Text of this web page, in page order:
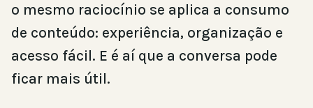
o mesmo raciocínio se aplica a consumo
de conteúdo: experiência, organização e
acesso fácil. E é aí que a conversa pode
ficar mais útil.